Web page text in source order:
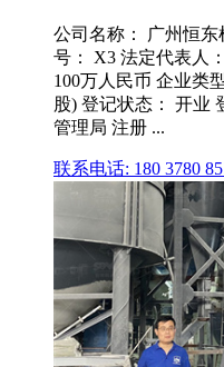
公司名称： 广州恒
号： X3 法定代表人
100万人民币 企业类
股) 登记状态： 开业
管理局 注册 ...
联系电话: 180 3780